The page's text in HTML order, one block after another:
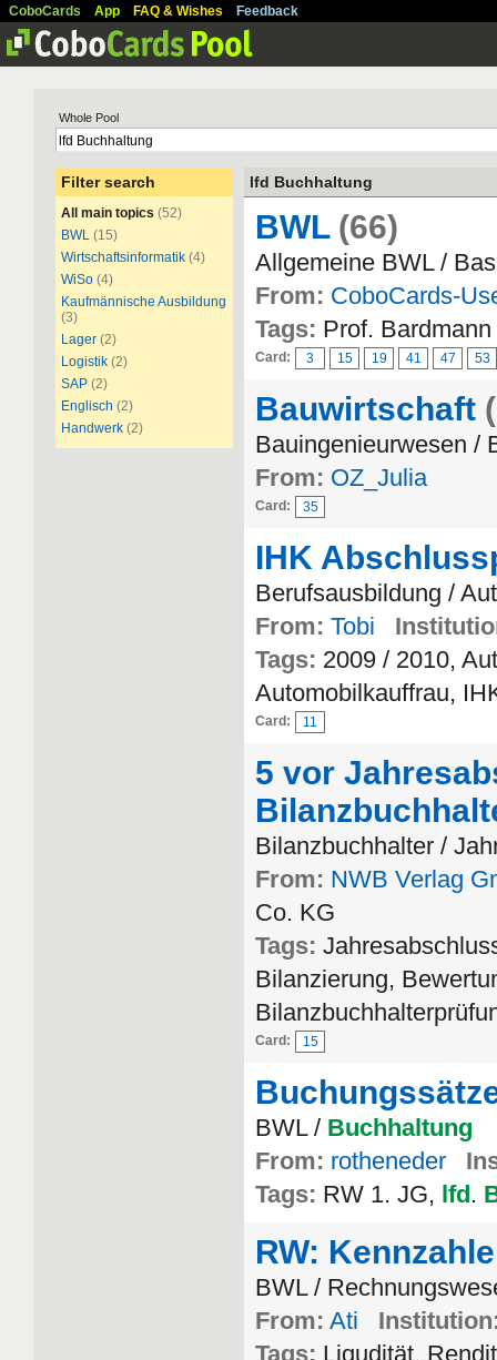
CoboCards App FAQ & Wishes Feedback
Whole Pool
Filter search
All main topics (52)
BWL (15)
Wirtschaftsinformatik (4)
WiSo (4)
Kaufmännische Ausbildung
(3)
Lager (2)
Logistik (2)
SAP (2)
Englisch (2)
Handwerk (2)
lfd Buchhaltung
BWL (66)
Allgemeine BWL /
From: CoboCards-
Tags: Prof. Bardmann
Card: 3 15 19 41 47 53
Bauwirtschaft
Bauingenieurwesen /
From: OZ_Julia
Card: 35
IHK
Berufsausbildung /
From: Tobi
Tags: 2009 / 2010,
Automobilkauffrau,
Card: 11
5 vor
Bilanzbuchhalter /
From: NWB Verlag
Co. KG
Tags:
Bilanzierung,
Card: 15
BWL / Buchhaltung
From: rotheneder
Tags: RW 1. JG, lfd.
RW:
BWL /
From: Ati
Tags: Liqudität,